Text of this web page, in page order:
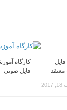
کارگاه
فایل صوتی